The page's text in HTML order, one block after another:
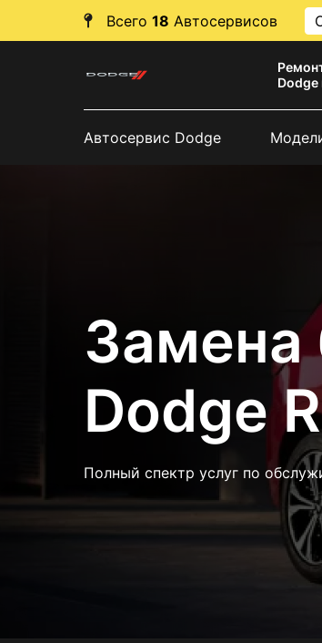
Всего 18 Автосервисов
Автосервис Dodge
Замена
Dodge
Полный спектр услуг по